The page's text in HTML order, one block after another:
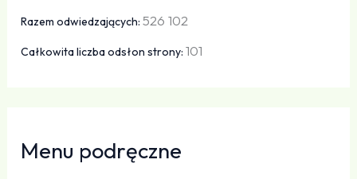
Razem odwiedzających:526 102
Całkowita liczba odsłon strony:101
Menu podręczne